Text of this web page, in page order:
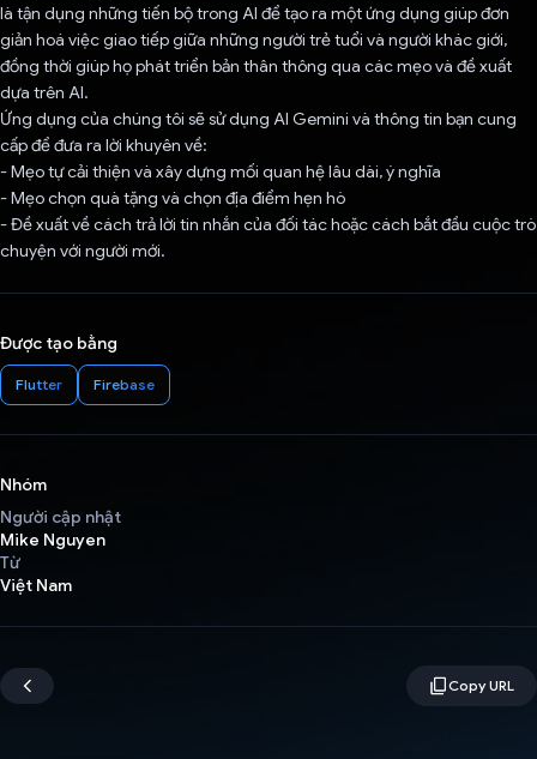
là tận dụng những tiến bộ trong AI để tạo ra một ứng dụng giúp đơn
giản hoá việc giao tiếp giữa những người trẻ tuổi và người khác giới,
đồng thời giúp họ phát triển bản thân thông qua các mẹo và đề xuất
dựa trên AI.
Ứng dụng của chúng tôi sẽ sử dụng AI Gemini và thông tin bạn cung
cấp để đưa ra lời khuyên về:
- Mẹo tự cải thiện và xây dựng mối quan hệ lâu dài, ý nghĩa
- Mẹo chọn quà tặng và chọn địa điểm hẹn hò
- Đề xuất về cách trả lời tin nhắn của đối tác hoặc cách bắt đầu cuộc trò
chuyện với người mới.
Được tạo bằng
Flutter Firebase
Nhóm
Người cập nhật
Mike Nguyen
Từ
Việt Nam